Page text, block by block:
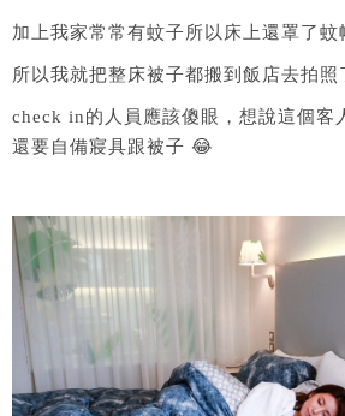
加上我家常常有蚊子所以床上還罩了蚊
所以我就把整床被子都搬到飯店去拍照
check in的人員應該傻眼，想說這個客
還要自備寢具跟被子 😂